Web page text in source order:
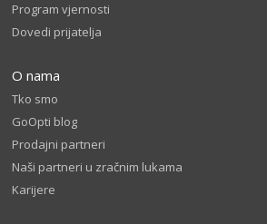
Program vjernosti
Dovedi prijatelja
O nama
Tko smo
GoOpti blog
Prodajni partneri
Naši partneri u zračnim lukama
Karijere